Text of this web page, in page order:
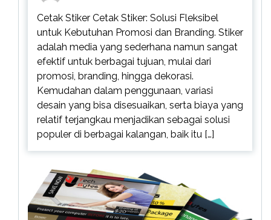
Cetak Stiker Cetak Stiker: Solusi Fleksibel
untuk Kebutuhan Promosi dan Branding. Stiker
adalah media yang sederhana namun sangat
efektif untuk berbagai tujuan, mulai dari
promosi, branding, hingga dekorasi.
Kemudahan dalam penggunaan, variasi
desain yang bisa disesuaikan, serta biaya yang
relatif terjangkau menjadikan sebagai solusi
populer di berbagai kalangan, baik itu […]